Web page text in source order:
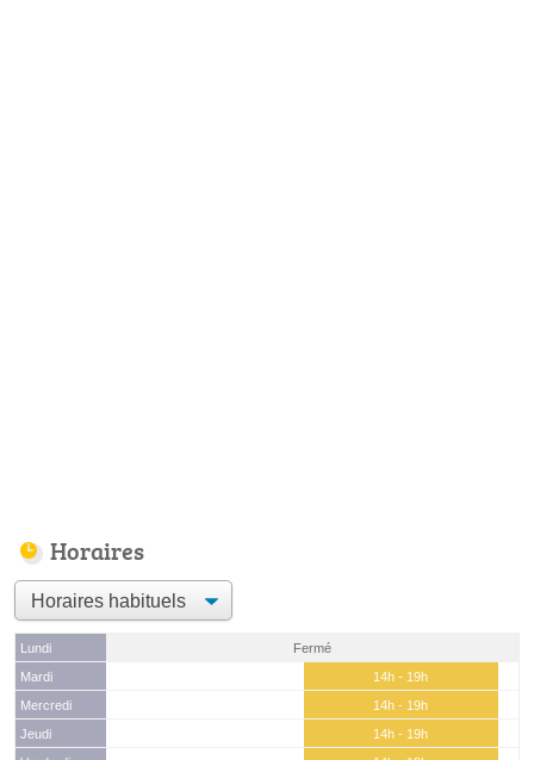
Horaires
Lundi
Fermé
Mardi
14h - 19h
Mercredi
14h - 19h
Jeudi
14h - 19h